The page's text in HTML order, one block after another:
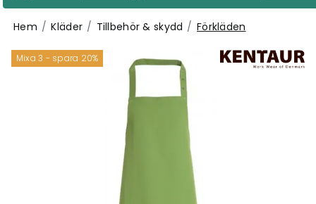
Hem Kläder Tillbehör & skydd Förkläden
Mixa 3 - spara 20%